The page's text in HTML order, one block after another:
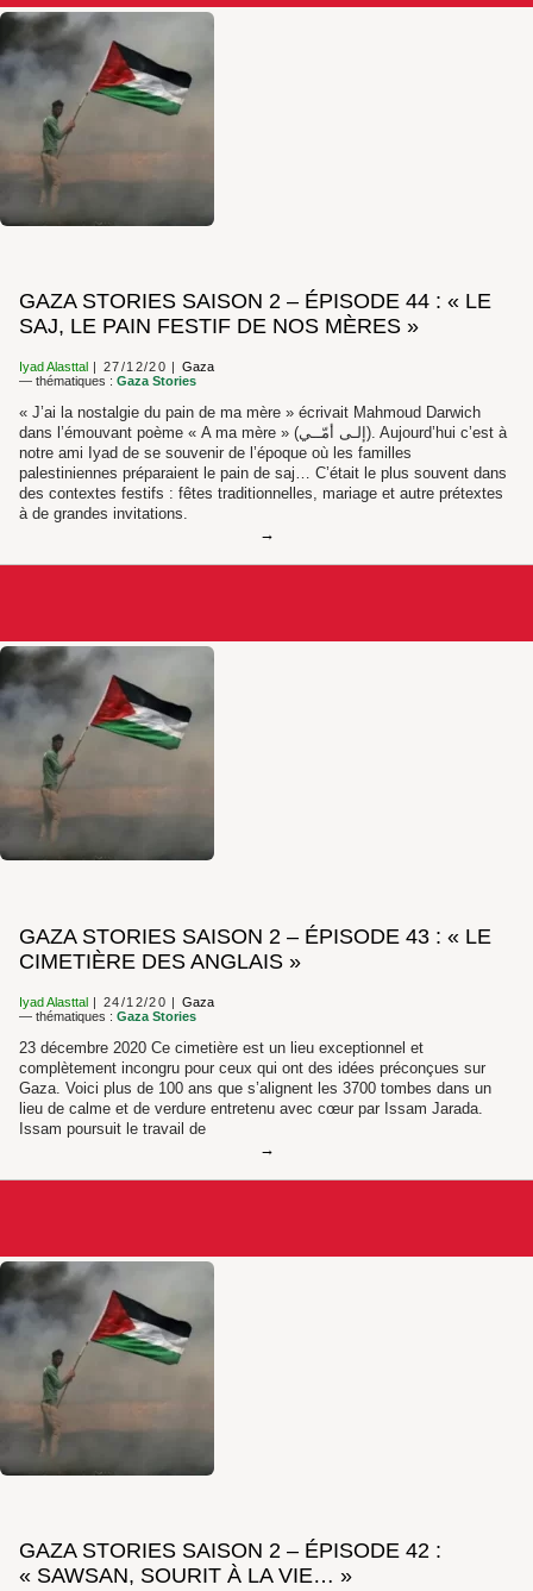
GAZA STORIES SAISON 2 – ÉPISODE 44 : « LE
SAJ, LE PAIN FESTIF DE NOS MÈRES »
Iyad Alasttal 27/12/20
Gaza
— thématiques : Gaza Stories
« J’ai la nostalgie du pain de ma mère » écrivait Mahmoud Darwich
dans l’émouvant poème « A ma mère » (إلـى أمّــي). Aujourd’hui c’est à
notre ami Iyad de se souvenir de l’époque où les familles
palestiniennes préparaient le pain de saj… C’était le plus souvent dans
des contextes festifs : fêtes traditionnelles, mariage et autre prétextes
à de grandes invitations.
GAZA STORIES SAISON 2 – ÉPISODE 43 : « LE
CIMETIÈRE DES ANGLAIS »
Iyad Alasttal 24/12/20
Gaza
— thématiques : Gaza Stories
23 décembre 2020 Ce cimetière est un lieu exceptionnel et
complètement incongru pour ceux qui ont des idées préconçues sur
Gaza. Voici plus de 100 ans que s’alignent les 3700 tombes dans un
lieu de calme et de verdure entretenu avec cœur par Issam Jarada.
Issam poursuit le travail de
GAZA STORIES SAISON 2 – ÉPISODE 42 :
« SAWSAN, SOURIT À LA VIE… »